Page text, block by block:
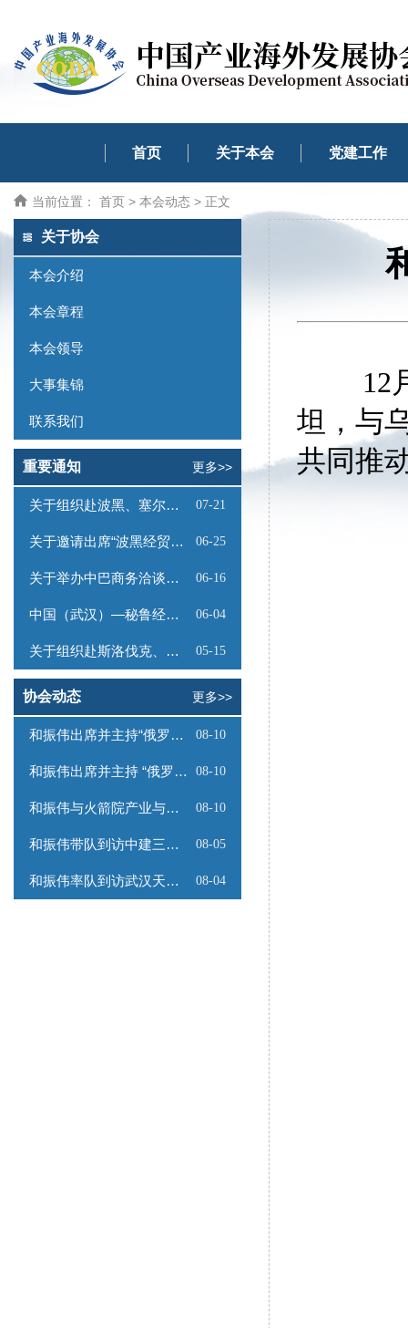
首页 关于本会 党建工作
当前位置： 首页 > 本会动态 > 正文
关于协会
本会介绍
本会章程
本会领导
大事集锦
联系我们
重要通知 更多>>
关于组织赴波黑、塞尔维亚商务考察的函 07-21
关于邀请出席“波黑经贸投资推介会”的函 06-25
关于举办中巴商务洽谈会的通知 06-16
中国（武汉）—秘鲁经贸合作推介会邀请函 06-04
关于组织赴斯洛伐克、奥地利商务考察的函 05-15
协会动态 更多>>
和振伟出席并主持“俄罗斯远东地区与中国各省市合作”专题会议 08-10
和振伟出席并主持 “俄罗斯远东地区与中国各省市合作”专题会议 08-10
和振伟与火箭院产业与国际部负责人会谈 08-10
和振伟带队到访中建三局数字工程有限公司 08-05
和振伟率队到访武汉天源集团 08-04
12
坦，与
共同推